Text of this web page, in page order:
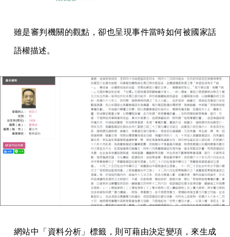
雖是審判機關的觀點，卻也呈現事件當時如何被國家話
語權描述。
網站中「資料分析」標籤，則可藉由決定變項，來生成